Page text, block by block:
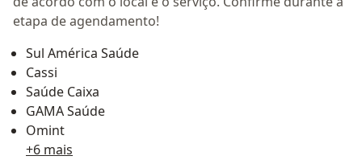
etapa de agendamento!
Sul América Saúde
Cassi
Saúde Caixa
GAMA Saúde
Omint
+6 mais